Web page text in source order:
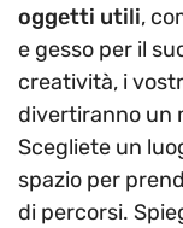
oggetti utili,
e gesso per il
creatività, i
divertiranno un
Scegliete un
spazio per
di percorsi.